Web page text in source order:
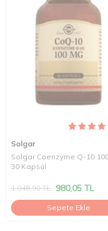
Solgar
Solgar Coenzyme Q-10
30 Kapsül
1.048,90TL 980,05 TL
Sepete Ekle